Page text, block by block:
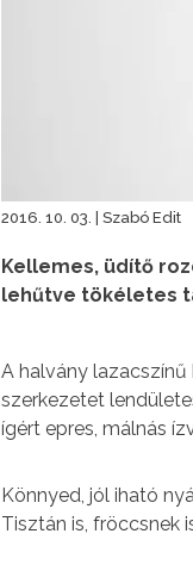
2016. 10. 03. | Szabó Edit
Kellemes, üdítő
lehűtve tökéletes
A halvány
szerkezetet
ígért epres, málnás
Könnyed, jól iható
Tisztán is, fröccsnek